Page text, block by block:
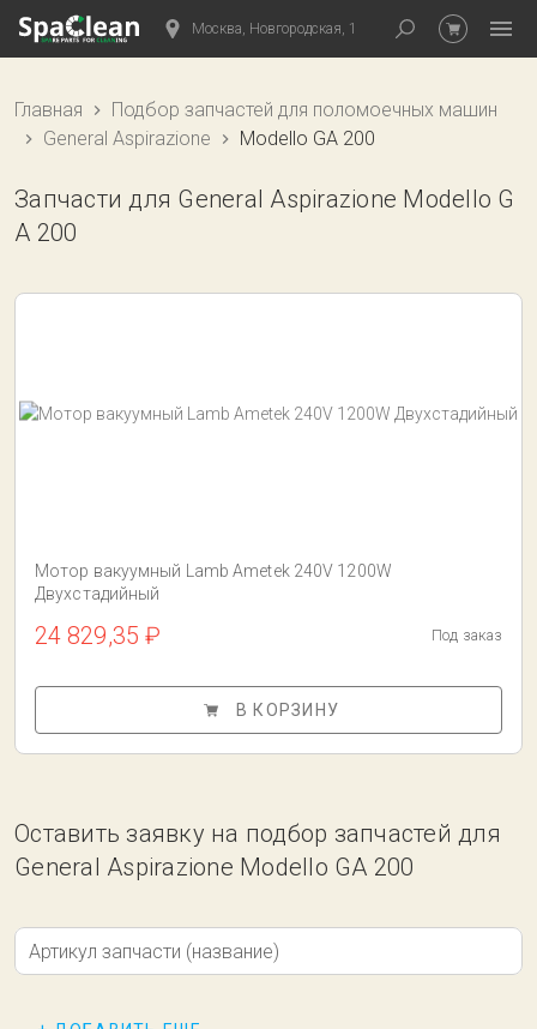
Москва, Новгородская, 1
Главная
Подбор запчастей для поломоечных машин
General Aspirazione
Modello GA 200
Запчасти для General Aspirazione Modello G
A 200
Мотор вакуумный Lamb Ametek 240V 1200W
Двухстадийный
24 829,35 ₽ Под заказ
В КОРЗИНУ
Оставить заявку на подбор запчастей для
General Aspirazione Modello GA 200
Артикул запчасти (название)